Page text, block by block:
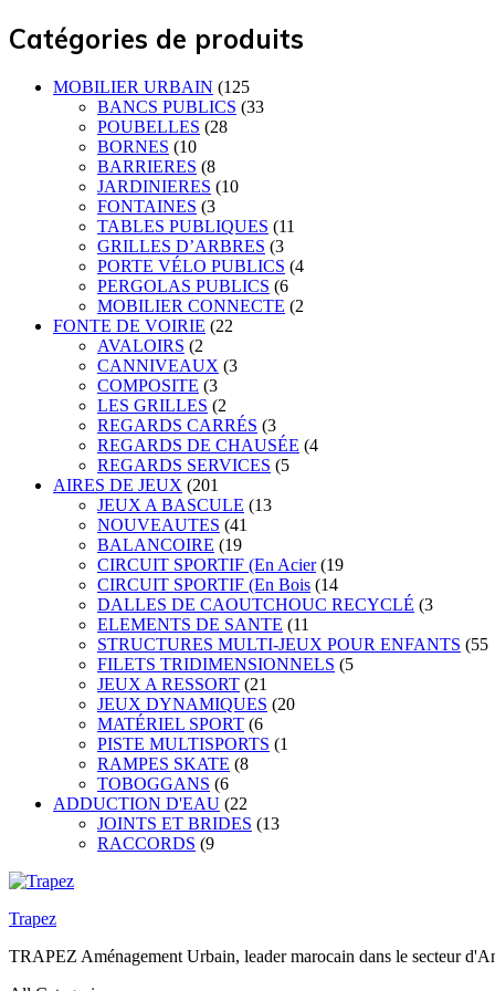
Catégories de produits
MOBILIER URBAIN (125
BANCS PUBLICS (33
POUBELLES (28
BORNES (10
BARRIERES (8
JARDINIERES (10
FONTAINES (3
TABLES PUBLIQUES (11
GRILLES D’ARBRES (3
PORTE VÉLO PUBLICS (4
PERGOLAS PUBLICS (6
MOBILIER CONNECTE (2
FONTE DE VOIRIE (22
AVALOIRS (2
CANNIVEAUX (3
COMPOSITE (3
LES GRILLES (2
REGARDS CARRÉS (3
REGARDS DE CHAUSÉE (4
REGARDS SERVICES (5
AIRES DE JEUX (201
JEUX A BASCULE (13
NOUVEAUTES (41
BALANCOIRE (19
CIRCUIT SPORTIF (En Acier (19
CIRCUIT SPORTIF (En Bois (14
DALLES DE CAOUTCHOUC RECYCLÉ (3
ELEMENTS DE SANTE (11
STRUCTURES MULTI-JEUX POUR ENFANTS (55
FILETS TRIDIMENSIONNELS (5
JEUX A RESSORT (21
JEUX DYNAMIQUES (20
MATÉRIEL SPORT (6
PISTE MULTISPORTS (1
RAMPES SKATE (8
TOBOGGANS (6
ADDUCTION D'EAU (22
JOINTS ET BRIDES (13
RACCORDS (9
Trapez
TRAPEZ Aménagement Urbain, leader marocain dans le secteur